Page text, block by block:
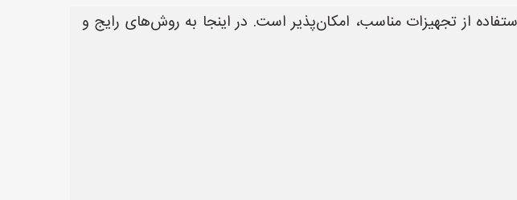
از تجهیزات مناسب، امکان‌پذیر است. در اینجا به روش‌های رایج و